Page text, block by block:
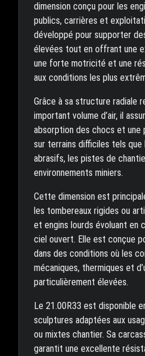
dimension conçu pour les
publics, carrières et
développé pour supporter
élevées tout en offrant une
une forte motricité et une
aux conditions les plus
Grâce à sa structure radiale
important volume d’air, il
absorption des chocs et une
sur terrains difficiles tels que
abrasifs, les pistes de
environnements miniers.
Cette dimension est
les tombereaux rigides ou
et engins lourds évoluant en
ciel ouvert. Elle est conçue
dans des conditions où les
mécaniques, thermiques et
particulièrement élevées.
Le 21.00R33 est disponible
sculptures adaptées aux
ou mixtes chantier. Sa
garantit une excellente